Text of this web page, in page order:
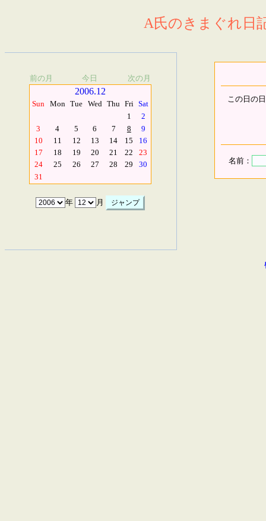
A氏のきまぐれ日
前の月 今日 次の月
2006.12
Sun Mon Tue Wed Thu Fri Sat
1
2
3
4 5 6 7 8
9
10
11 12 13 14 15
16
17
18 19 20 21 22
23
24
25 26 27 28 29
30
31
年 月
この日の
名前：